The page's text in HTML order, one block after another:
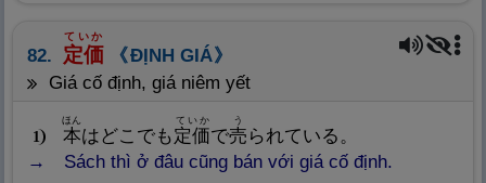
82. 定価
ていか
ĐỊNH GIÁ
giá cố định, giá niêm yết
1 本
ほん
はどこでも定価
ていか
で売
う
られている。
Sách thì ở đâu cũng bán với giá cố định.